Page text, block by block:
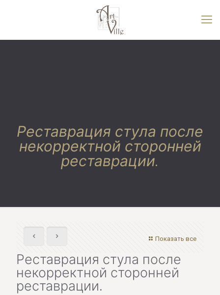
Реставрация стула после
некорректной сторонней
реставрации.
Показать все
Реставрация стула после
некорректной сторонней
реставрации.